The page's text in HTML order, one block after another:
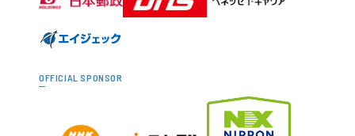
OFFICIAL SPONSOR